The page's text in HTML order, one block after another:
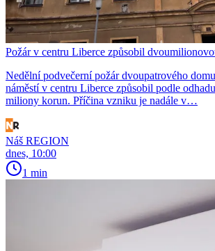
Požár v centru Liberce způsobil
Nedělní podvečerní požár dvoupatrového
náměstí v centru Liberce způsobil podle
miliony korun. Příčina vzniku je nadále v…
Náš REGION
dnes, 10:00
1 min